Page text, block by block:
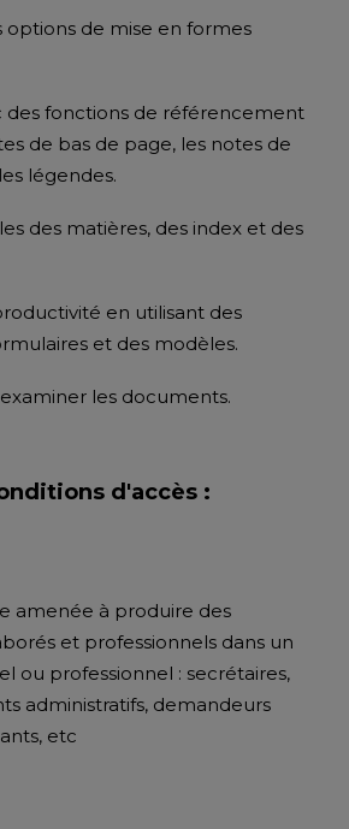
options de mise en formes
des fonctions de référencement
de bas de page, les notes de
légendes.
des matières, des index et des
en utilisant des
et des modèles.
les documents.
d'accès :
amenée à produire des
et professionnels dans un
ou professionnel : secrétaires,
administratifs, demandeurs
etc